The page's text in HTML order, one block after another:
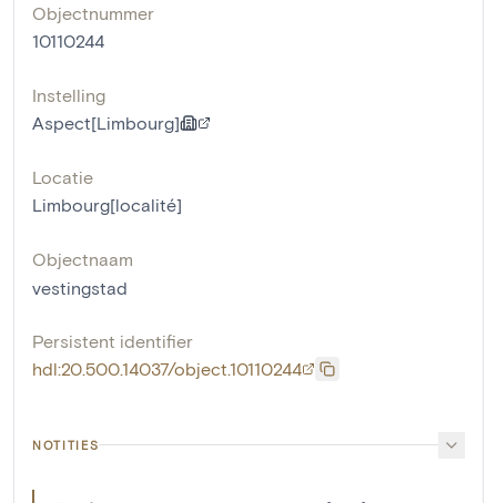
Objectnummer
10110244
Instelling
Aspect[Limbourg]
Locatie
Limbourg[localité]
Objectnaam
vestingstad
Persistent identifier
hdl:20.500.14037/object.10110244
NOTITIES